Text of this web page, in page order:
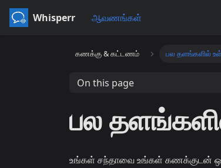
Whisperr ஆவணங்கள்
கணக்கு & கட்டணம் பல தளங்களில்
On this page
பல
உங்கள் சந்தாவை உங்கள் கணக்குடன்